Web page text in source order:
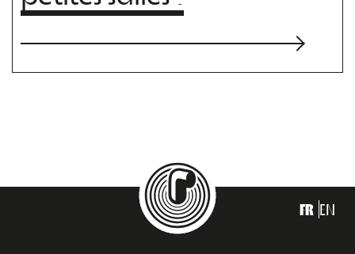
FR EN